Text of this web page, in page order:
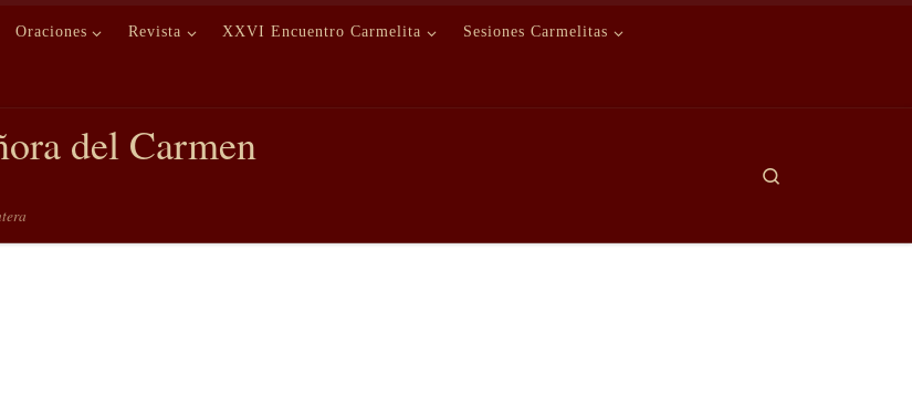
Oraciones Revista XXVI Encuentro Carmelita Sesiones Carmelitas
del Carmen